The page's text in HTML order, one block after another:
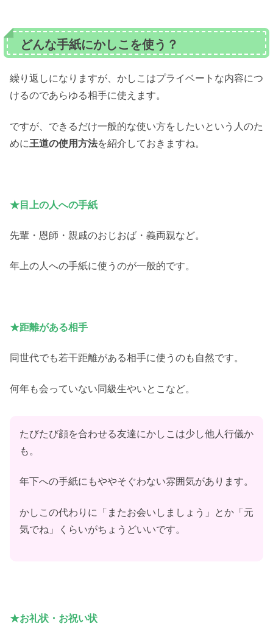
どんな手紙にかしこを使う？
繰り返しになりますが、かしこはプライベートな内容につ
けるのであらゆる相手に使えます。
ですが、できるだけ一般的な使い方をしたいという人のた
めに王道の使用方法を紹介しておきますね。
★目上の人への手紙
先輩・恩師・親戚のおじおば・義両親など。
年上の人への手紙に使うのが一般的です。
★距離がある相手
同世代でも若干距離がある相手に使うのも自然です。
何年も会っていない同級生やいとこなど。
たびたび顔を合わせる友達にかしこは少し他人行儀か
も。
年下への手紙にもややそぐわない雰囲気があります。
かしこの代わりに「またお会いしましょう」とか「元
気でね」くらいがちょうどいいです。
★お礼状・お祝い状